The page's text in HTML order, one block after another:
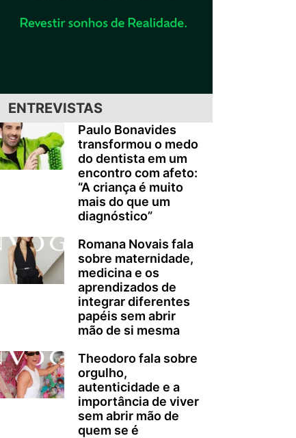
ENTREVISTAS
Paulo Bonavides
transformou o medo
do dentista em um
encontro com afeto:
“A criança é muito
mais do que um
diagnóstico”
Romana Novais fala
sobre maternidade,
medicina e os
aprendizados de
integrar diferentes
papéis sem abrir
mão de si mesma
Theodoro fala sobre
orgulho,
autenticidade e a
importância de viver
sem abrir mão de
quem se é